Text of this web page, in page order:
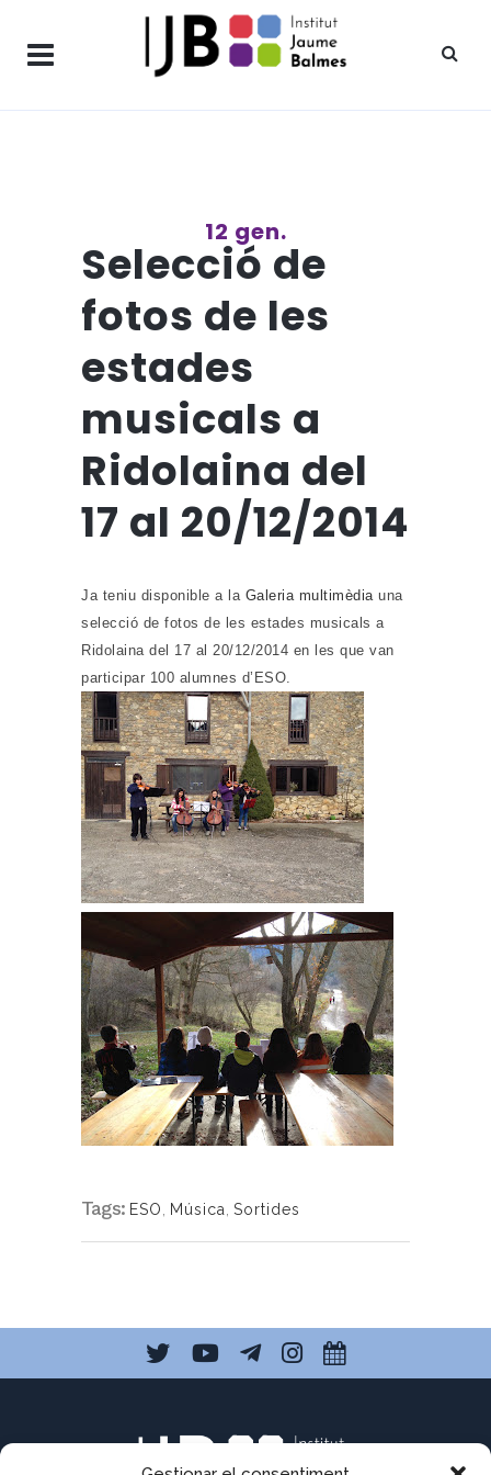
12 gen.
Selecció de
fotos de les
estades
musicals a
Ridolaina del
17 al 20/12/2014
Ja teniu disponible a la Galeria multimèdia una
selecció de fotos de les estades musicals a
Ridolaina del 17 al 20/12/2014 en les que van
participar 100 alumnes d’ESO.
Tags: ESO Música Sortides